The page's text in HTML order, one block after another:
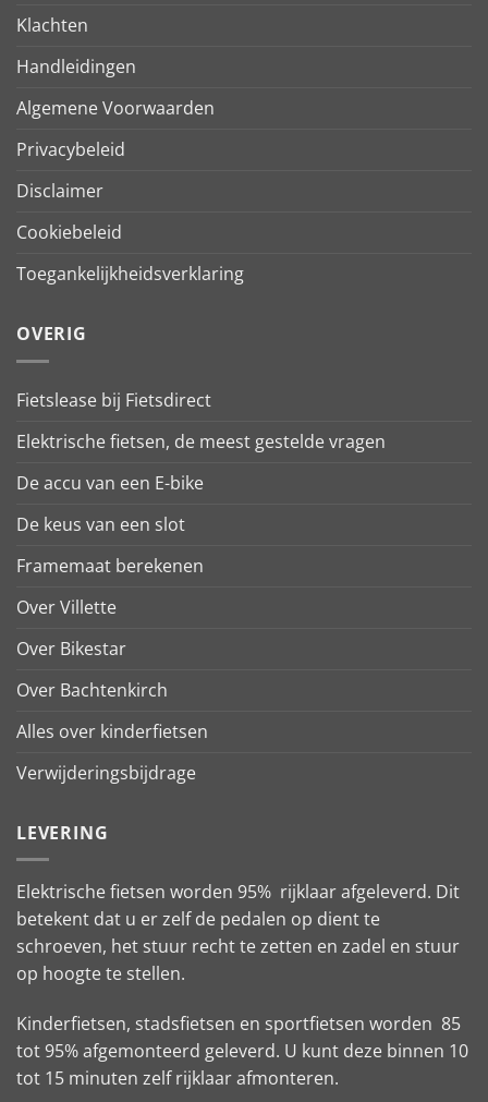
Klachten
Handleidingen
Algemene Voorwaarden
Privacybeleid
Disclaimer
Cookiebeleid
Toegankelijkheidsverklaring
OVERIG
Fietslease bij Fietsdirect
Elektrische fietsen, de meest gestelde vragen
De accu van een E-bike
De keus van een slot
Framemaat berekenen
Over Villette
Over Bikestar
Over Bachtenkirch
Alles over kinderfietsen
Verwijderingsbijdrage
LEVERING
Elektrische fietsen worden 95% rijklaar afgeleverd. Dit
betekent dat u er zelf de pedalen op dient te
schroeven, het stuur recht te zetten en zadel en stuur
op hoogte te stellen.
Kinderfietsen, stadsfietsen en sportfietsen worden 85
tot 95% afgemonteerd geleverd. U kunt deze binnen 10
tot 15 minuten zelf rijklaar afmonteren.